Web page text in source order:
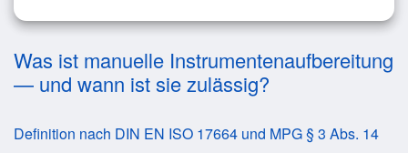
Was ist manuelle Instrumentenaufbereitung
— und wann ist sie zulässig?
Definition nach DIN EN ISO 17664 und MPG § 3 Abs. 14